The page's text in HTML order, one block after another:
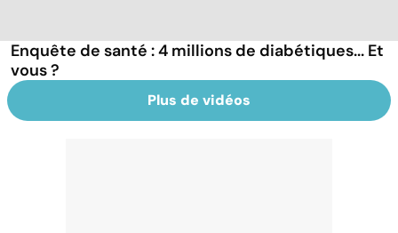
Enquête de santé : 4 millions de diabétiques... Et
vous ?
Plus de vidéos